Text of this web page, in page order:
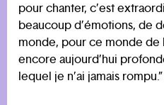
pour chanter, c’est
beaucoup d’émotions, de
monde, pour ce monde de
encore aujourd’hui
lequel je n’ai jamais rompu.”